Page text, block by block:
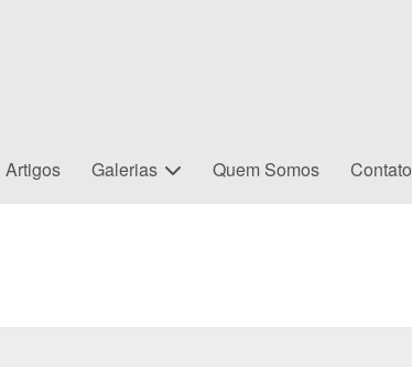
Artigos Galerias Quem Somos Contato